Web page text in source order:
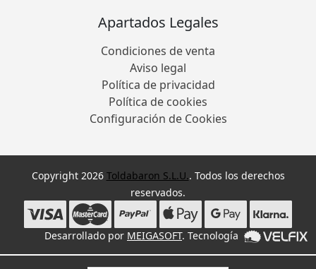
Apartados Legales
Condiciones de venta
Aviso legal
Política de privacidad
Política de cookies
Configuración de Cookies
Copyright 2026 Toldabaron S.L.U.. Todos los derechos
reservados.
Desarrollado por MEIGASOFT. Tecnología